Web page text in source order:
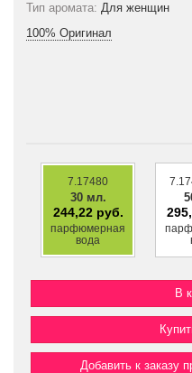
Тип аромата: Для женщин
100% Оригинал
7.17480
30 мл.
244,22 руб.
парфюмерная
вода
Добавить к заказу